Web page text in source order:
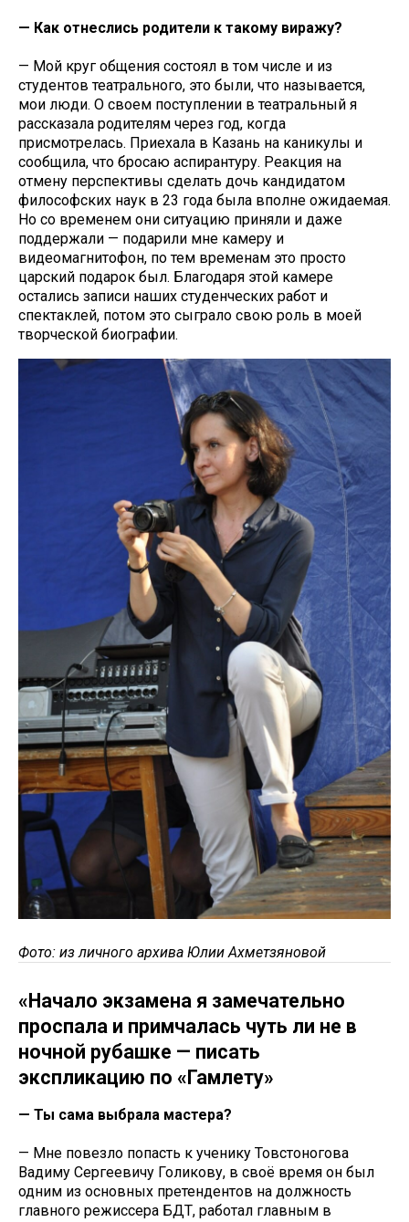
— Как отнеслись родители к такому виражу?
— Мой круг общения состоял в том числе и из
студентов театрального, это были, что называется,
мои люди. О своем поступлении в театральный я
рассказала родителям через год, когда
присмотрелась. Приехала в Казань на каникулы и
сообщила, что бросаю аспирантуру. Реакция на
отмену перспективы сделать дочь кандидатом
философских наук в 23 года была вполне ожидаемая.
Но со временем они ситуацию приняли и даже
поддержали — подарили мне камеру и
видеомагнитофон, по тем временам это просто
царский подарок был. Благодаря этой камере
остались записи наших студенческих работ и
спектаклей, потом это сыграло свою роль в моей
творческой биографии.
Фото: из личного архива Юлии Ахметзяновой
«Начало экзамена я замечательно
проспала и примчалась чуть ли не в
ночной рубашке — писать
экспликацию по «Гамлету»
— Ты сама выбрала мастера?
— Мне повезло попасть к ученику Товстоногова
Вадиму Сергеевичу Голикову, в своё время он был
одним из основных претендентов на должность
главного режиссера БДТ, работал главным в